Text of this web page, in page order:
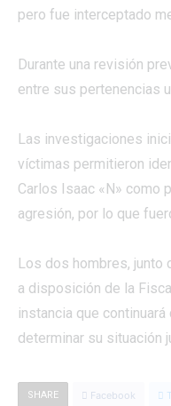
pero fue interceptado
Durante una revisión
entre sus pertenencias
Las investigaciones
víctimas permitieron
Carlos Isaac «N» como
agresión, por lo que
Los dos hombres, junto
a disposición de la
instancia que
determinar su situación
SHARE Facebook